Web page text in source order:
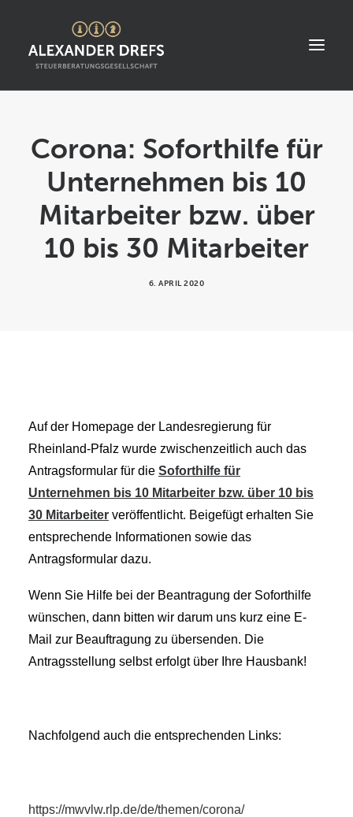
ÜBER UNS
STANDORT
LEISTUNGEN
AKTUELLES
Corona: Soforthilfe für
Unternehmen bis 10
Mitarbeiter bzw. über
10 bis 30 Mitarbeiter
6. APRIL 2020
Auf der Homepage der Landesregierung für
Rheinland-Pfalz wurde zwischenzeitlich auch das
Antragsformular für die Soforthilfe für
Unternehmen bis 10 Mitarbeiter bzw. über 10 bis
30 Mitarbeiter veröffentlicht. Beigefügt erhalten Sie
entsprechende Informationen sowie das
Antragsformular dazu.
Wenn Sie Hilfe bei der Beantragung der Soforthilfe
wünschen, dann bitten wir darum uns kurz eine E-
Mail zur Beauftragung zu übersenden. Die
Antragsstellung selbst erfolgt über Ihre Hausbank!
Nachfolgend auch die entsprechenden Links:
https://mwvlw.rlp.de/de/themen/corona/